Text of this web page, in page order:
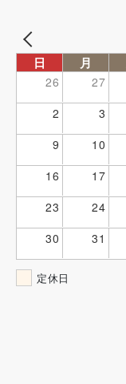
日 月
26 27
2
3
9
10
16
17
23
24
30
31
定休日